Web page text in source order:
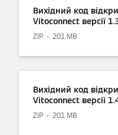
Вихідний код
Vitoconnect версії
ZIP 201 MB
Вихідний код
Vitoconnect версії
ZIP 201 MB